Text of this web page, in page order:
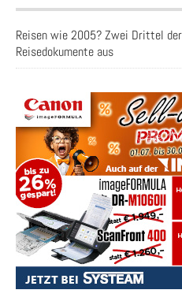
Reisen wie 2005? Zwei Drittel
Reisedokumente aus